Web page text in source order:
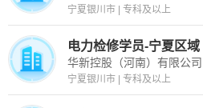
宁夏银川市 | 专科及以上
电力检修学员-宁夏区域
华新控股（河南）有限公司
宁夏银川市 | 专科及以上